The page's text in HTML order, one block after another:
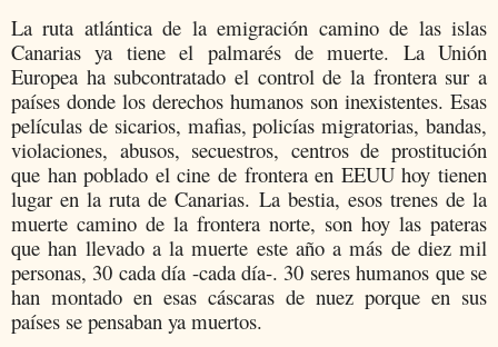
La ruta atlántica de la emigración camino de las islas
Canarias ya tiene el palmarés de muerte. La Unión
Europea ha subcontratado el control de la frontera sur a
países donde los derechos humanos son inexistentes. Esas
películas de sicarios, mafias, policías migratorias, bandas,
violaciones, abusos, secuestros, centros de prostitución
que han poblado el cine de frontera en EEUU hoy tienen
lugar en la ruta de Canarias. La bestia, esos trenes de la
muerte camino de la frontera norte, son hoy las pateras
que han llevado a la muerte este año a más de diez mil
personas, 30 cada día -cada día-. 30 seres humanos que se
han montado en esas cáscaras de nuez porque en sus
países se pensaban ya muertos.